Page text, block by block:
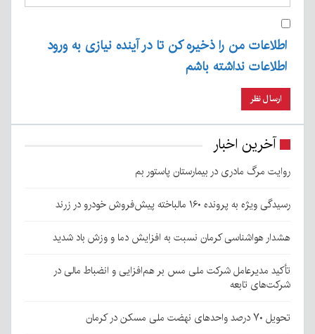
اطلاعات من را ذخیره کن تا در آینده نیازی به ورود
اطلاعات نداشته باشم
آخرین اخبار
روایت مرگ مادری در بیمارستان پاستور بم
رسیدگی ویژه به پرونده ۱۶۰ مالباخته پیش‌فروش خودرو در زرند
هشدار هواشناسی کرمان نسبت به افزایش دما و وزش باد شدید
تأکید مدیرعامل شرکت ملی مس بر هم‌افزایی و انضباط مالی در
شرکت‌های تابعه
تحویل ۷۰ درصد واحدهای نهضت ملی مسکن در کرمان